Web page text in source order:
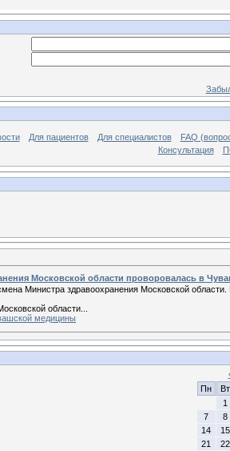
Для пациентов Для специалистов
FAQ
Консультация
Московской области проворовалась в
Министра здравоохранения Московской
области...
медицины
Пн
Вт
1
7
8
14
15
21
22